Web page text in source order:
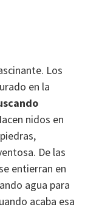
Los
en la
nidos en
De las
entierran en
agua para
acaba esa